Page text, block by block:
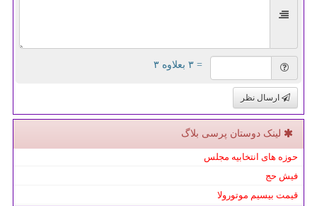
= ۳ بعلاوه ۳
ارسال نظر
لینک دوستان پرسی بلاگ
حوزه های انتخابیه مجلس
فیش حج
قیمت بیسیم موتورولا